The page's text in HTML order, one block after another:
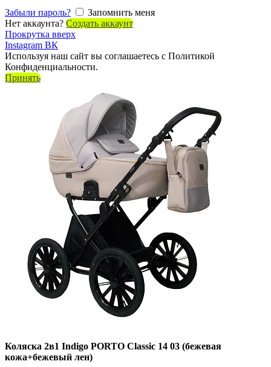
Забыли пароль?
Запомнить меня
Нет аккаунта? Создать аккаунт
Прокрутка вверх
Instagram ВК
Используя наш сайт вы соглашаетесь с Политикой
Конфиденциальности.
Принять
Коляска 2в1 Indigo PORTO Classic 14 03 (бежевая
кожа+бежевый лен)